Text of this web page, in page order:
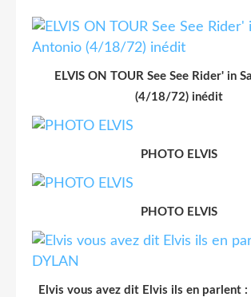
ELVIS ON TOUR See See Rider' in
(4/18/72) inédit
PHOTO ELVIS
PHOTO ELVIS
Elvis vous avez dit Elvis ils en parlent :